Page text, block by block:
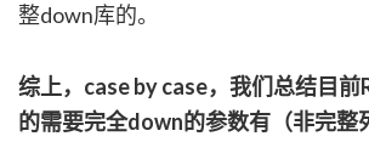
整down库的。
综上，case by case，我们总结目前
的需要完全down的参数有（非完整